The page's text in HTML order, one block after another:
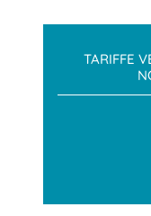
TARIFFE